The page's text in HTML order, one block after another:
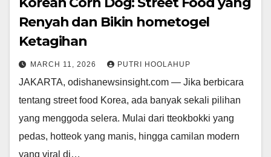
Renyah dan Bikin hometogel
Ketagihan
MARCH 11, 2026 PUTRI HOOLAHUP
JAKARTA, odishanewsinsight.com — Jika berbicara
tentang street food Korea, ada banyak sekali pilihan
yang menggoda selera. Mulai dari tteokbokki yang
pedas, hotteok yang manis, hingga camilan modern
yang viral di…